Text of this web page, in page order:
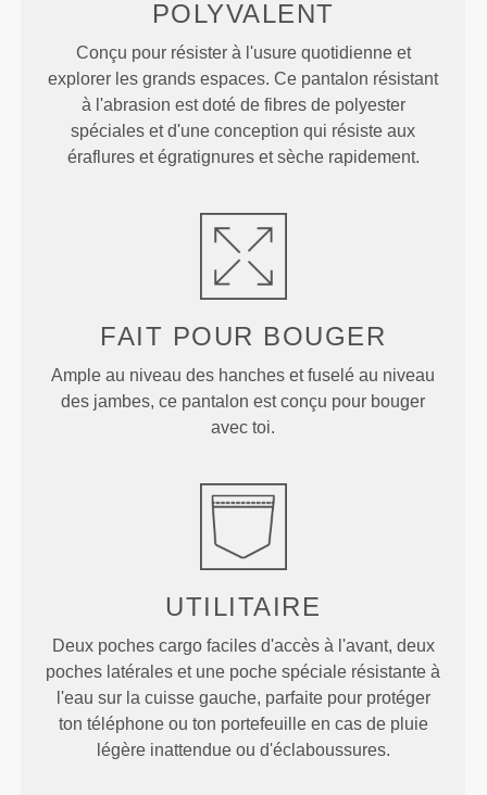
POLYVALENT
Conçu pour résister à l'usure quotidienne et
explorer les grands espaces. Ce pantalon résistant
à l'abrasion est doté de fibres de polyester
spéciales et d'une conception qui résiste aux
éraflures et égratignures et sèche rapidement.
FAIT POUR BOUGER
Ample au niveau des hanches et fuselé au niveau
des jambes, ce pantalon est conçu pour bouger
avec toi.
UTILITAIRE
Deux poches cargo faciles d'accès à l'avant, deux
poches latérales et une poche spéciale résistante à
l'eau sur la cuisse gauche, parfaite pour protéger
ton téléphone ou ton portefeuille en cas de pluie
légère inattendue ou d'éclaboussures.